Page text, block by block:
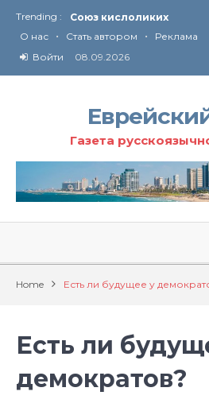
Trending :
Союз кислоликих
Соглашение США с
Технология Революции
О нас • Стать автором • Реклама
Войти
08.09.2026
Газета
Home Есть ли будущее у
Есть ли
демократов?